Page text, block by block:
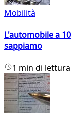
Mobilità
L'automobile a
sappiamo
1 min di lettura